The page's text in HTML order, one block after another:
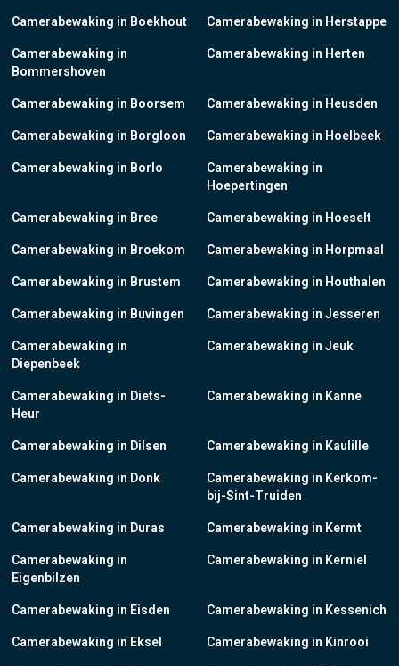
Camerabewaking in Boekhout
Camerabewaking in
Bommershoven
Camerabewaking in Boorsem
Camerabewaking in Borgloon
Camerabewaking in Borlo
Camerabewaking in Bree
Camerabewaking in Broekom
Camerabewaking in Brustem
Camerabewaking in Buvingen
Camerabewaking in
Diepenbeek
Camerabewaking in Diets-
Heur
Camerabewaking in Dilsen
Camerabewaking in Donk
Camerabewaking in Duras
Camerabewaking in
Eigenbilzen
Camerabewaking in Eisden
Camerabewaking in Eksel
Camerabewaking in Herstappe
Camerabewaking in Herten
Camerabewaking in Heusden
Camerabewaking in Hoelbeek
Camerabewaking in
Hoepertingen
Camerabewaking in Hoeselt
Camerabewaking in Horpmaal
Camerabewaking in Houthalen
Camerabewaking in Jesseren
Camerabewaking in Jeuk
Camerabewaking in Kanne
Camerabewaking in Kaulille
Camerabewaking in Kerkom-
bij-Sint-Truiden
Camerabewaking in Kermt
Camerabewaking in Kerniel
Camerabewaking in Kessenich
Camerabewaking in Kinrooi